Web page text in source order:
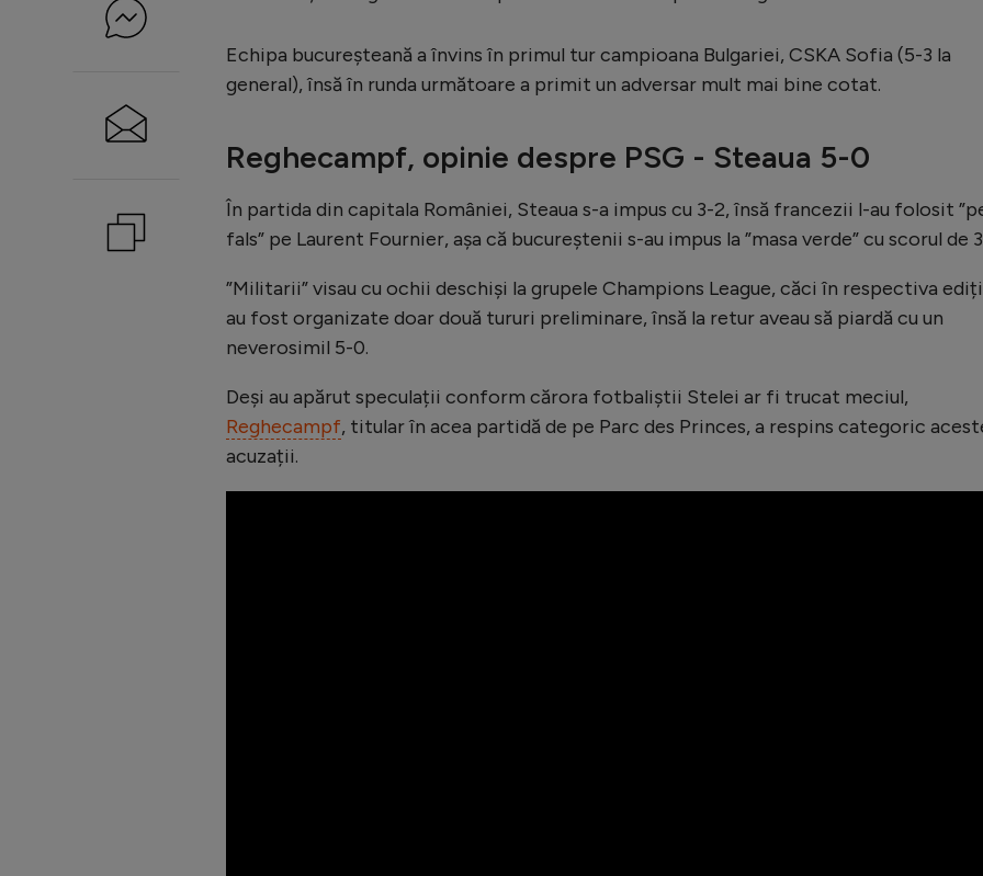
Echipa bucureșteană a învins în primul tur campioana Bulgariei, CSKA Sofia (5-3 la
general), însă în runda următoare a primit un adversar mult mai bine cotat.
Reghecampf, opinie despre PSG - Steaua 5-0
În partida din capitala României, Steaua s-a impus cu 3-2, însă francezii l-au folosit
fals” pe Laurent Fournier, așa că bucureștenii s-au impus la ”masa verde” cu scorul de
”Militarii” visau cu ochii deschiși la grupele Champions League, căci în respectiva
au fost organizate doar două tururi preliminare, însă la retur aveau să piardă cu un
neverosimil 5-0.
Deși au apărut speculații conform cărora fotbaliștii Stelei ar fi trucat meciul,
Reghecampf, titular în acea partidă de pe Parc des Princes, a respins categoric
acuzații.